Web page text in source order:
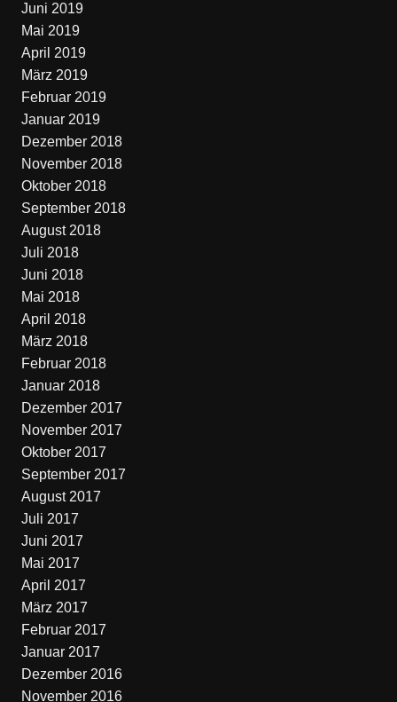
Juni 2019
Mai 2019
April 2019
März 2019
Februar 2019
Januar 2019
Dezember 2018
November 2018
Oktober 2018
September 2018
August 2018
Juli 2018
Juni 2018
Mai 2018
April 2018
März 2018
Februar 2018
Januar 2018
Dezember 2017
November 2017
Oktober 2017
September 2017
August 2017
Juli 2017
Juni 2017
Mai 2017
April 2017
März 2017
Februar 2017
Januar 2017
Dezember 2016
November 2016